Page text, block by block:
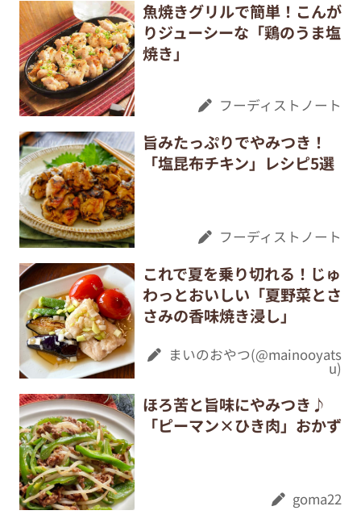
魚焼きグリルで簡単！こんが
りジューシーな「鶏のうま塩
焼き」
フーディストノート
旨みたっぷりでやみつき！
「塩昆布チキン」レシピ5選
フーディストノート
これで夏を乗り切れる！じゅ
わっとおいしい「夏野菜とさ
さみの香味焼き浸し」
まいのおやつ(@mainooyats
u)
ほろ苦と旨味にやみつき♪
「ピーマン×ひき肉」おかず
goma22